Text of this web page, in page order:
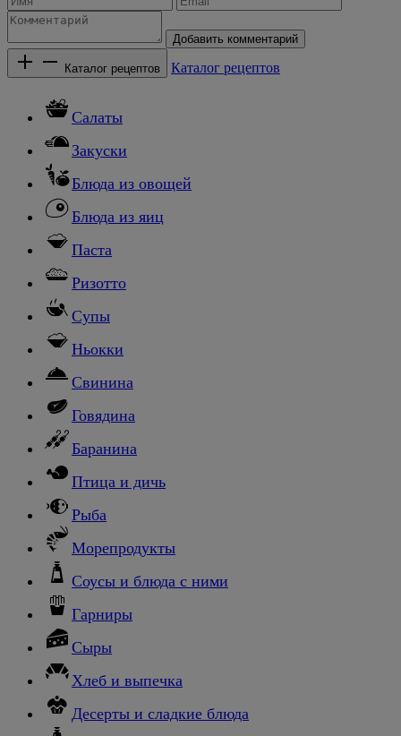
Добавить комментарий
Каталог рецептов Каталог рецептов
Салаты
Закуски
Блюда из овощей
Блюда из яиц
Паста
Ризотто
Супы
Ньокки
Свинина
Говядина
Баранина
Птица и дичь
Рыба
Морепродукты
Соусы и блюда с ними
Гарниры
Сыры
Хлеб и выпечка
Десерты и сладкие блюда